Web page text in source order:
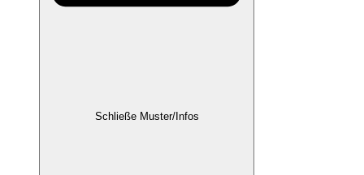
Schließe Muster/Infos